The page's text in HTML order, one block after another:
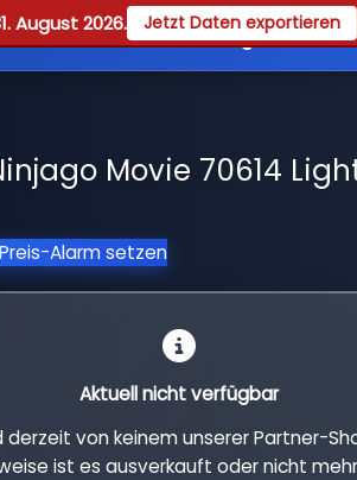
August 2026. Jetzt Daten exportieren
Guides Registrieren
Movie 70614
Preis-Alarm setzen
Aktuell nicht verfügbar
derzeit von keinem unserer Partner-
ist es ausverkauft oder nicht